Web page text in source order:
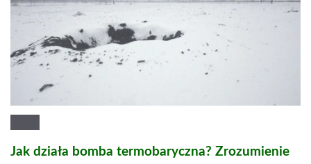
Jak działa bomba termobaryczna? Zrozumienie